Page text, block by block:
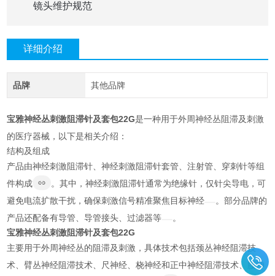
镜头维护规范
详细介绍
品牌 其他品牌
宝雅神经丛刺激阻滞针及套包22G是一种用于外周神经丛阻滞及刺激
的医疗器械，以下是相关介绍：
结构及组成
产品由神经刺激阻滞针、神经刺激阻滞针套管、注射管、穿刺针等组
件构成
。其中，神经刺激阻滞针通常为绝缘针，仅针尖导电，可
避免电流扩散干扰，确保刺激信号精准聚焦目标神经
。部分品牌的
产品还配备有导管、导管接头、过滤器等
。
宝雅神经丛刺激阻滞针及套包22G
主要用于外周神经丛的阻滞及刺激，具体技术包括颈丛神经阻滞技
术、臂丛神经阻滞技术、尺神经、桡神经和正中神经阻滞技术、腰神